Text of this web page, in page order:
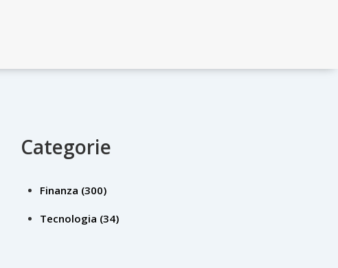
Categorie
Finanza (300)
Tecnologia (34)